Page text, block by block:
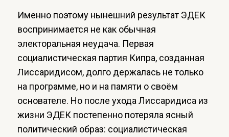
Именно поэтому нынешний результат ЭДЕК
воспринимается не как обычная
электоральная неудача. Первая
социалистическая партия Кипра, созданная
Лиссаридисом, долго держалась не только
на программе, но и на памяти о своём
основателе. Но после ухода Лиссаридиса из
жизни ЭДЕК постепенно потеряла ясный
политический образ: социалистическая